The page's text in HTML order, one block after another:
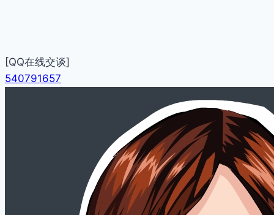
[QQ在线交谈]
540791657